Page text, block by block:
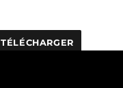
TÉLÉCHARGER